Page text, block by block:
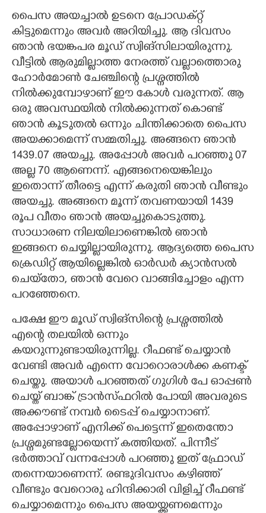
പെെസ അയച്ചാൽ ഉടനെ പ്രോഡക്റ്റ്
കിട്ടുമെന്നും അവർ അറിയിച്ചു. ആ ദിവസം
ഞാൻ ഭയങ്കപര മൂഡ് സ്വിങ്സിലായിരുന്നു.
വീട്ടിൽ ആരുമില്ലാത്ത നേരത്ത് വല്ലാത്തൊരു
ഹോർമോൺ ചേഞ്ചിന്റെ പ്രശ്നത്തിൽ
നിൽക്കുമ്പോഴാണ് ഈ കോൾ വരുന്നത്. ആ
ഒരു അവസ്ഥയിൽ നിൽക്കുന്നത് കൊണ്ട്
ഞാൻ കൂടുതൽ ഒന്നും ചിന്തിക്കാതെ പെെസ
അയക്കാമെന്ന് സമ്മതിച്ചു. അങ്ങനെ ഞാൻ
1439.07 അയച്ചു. അപ്പോൾ അവർ പറഞ്ഞു 07
അല്ല 70 ആണെന്ന്. എങ്ങനെയെങ്കിലും
ഇതൊന്ന് തീരട്ടെ എന്ന് കരുതി ഞാൻ വീണ്ടും
അയച്ചു. അങ്ങനെ മൂന്ന് തവണയായി 1439
രൂപ വീതം ഞാൻ അയച്ചുകൊടുത്തു.
സാധാരണ നിലയിലാണെങ്കിൽ ഞാൻ
ഇങ്ങനെ ചെയ്യില്ലായിരുന്നു. ആദ്യത്തെ പെെസ
ക്രെഡിറ്റ് ആയില്ലെങ്കിൽ ഓർഡർ ക്യാൻസൽ
ചെയ്തോ,​ ഞാൻ വേറെ വാങ്ങിച്ചോളം എന്ന
പറഞ്ഞേനെ.
പക്ഷേ ഈ മൂഡ് സ്വിങ്സിന്റെ പ്രശ്നത്തിൽ
എന്റെ തലയിൽ ഒന്നും
കയറുന്നുണ്ടായിരുന്നില്ല. റീഫണ്ട് ചെയ്യാൻ
വേണ്ടി അവർ എന്നെ വോറൊരാൾക്ക കണക്ട്
ചെയ്തു. അയാൾ പറഞ്ഞത് ഗുഗിൾ പേ ഓപ്പൺ
ചെയ്ത് ബാങ്ക് ട്രാൻസ്ഫറിൽ പോയി അവരുടെ
അക്കൗണ്ട് നമ്പർ ടെെപ്പ് ചെയ്യാനാണ്.
അപ്പോഴാണ് എനിക്ക് പെട്ടെന്ന് ഇതെന്തോ
പ്രശ്നമുണ്ടല്ലോയെന്ന് കത്തിയത്. പിന്നീട്
ഭർത്താവ് വന്നപ്പോൾ പറഞ്ഞു ഇത് ഫ്രോഡ്
തന്നെയാണെന്ന്. രണ്ടുദിവസം കഴിഞ്ഞ്
വീണ്ടും വേറൊരു ഹിന്ദിക്കാരി വിളിച്ച് റീഫണ്ട്
ചെയ്യാമെന്നും പെെസ അയയ്ക്കണമെന്നും